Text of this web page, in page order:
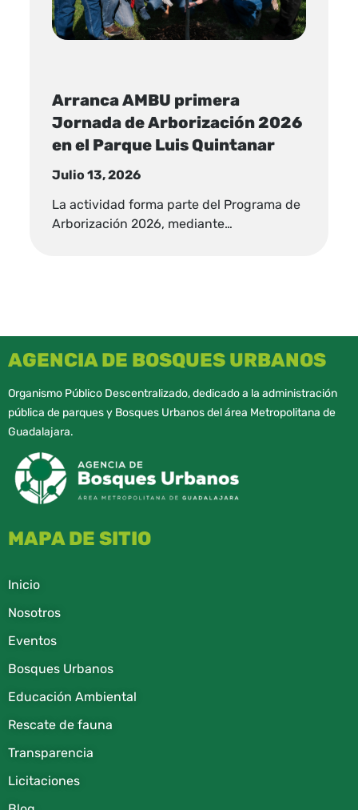
Arranca AMBU primera
Jornada de Arborización 2026
en el Parque Luis Quintanar
Julio 13, 2026
La actividad forma parte del Programa de
Arborización 2026, mediante…
AGENCIA DE BOSQUES URBANOS
Organismo Público Descentralizado, dedicado a la administración
pública de parques y Bosques Urbanos del área Metropolitana de
Guadalajara.
MAPA DE SITIO
Inicio
Nosotros
Eventos
Bosques Urbanos
Educación Ambiental
Rescate de fauna​
Transparencia
Licitaciones